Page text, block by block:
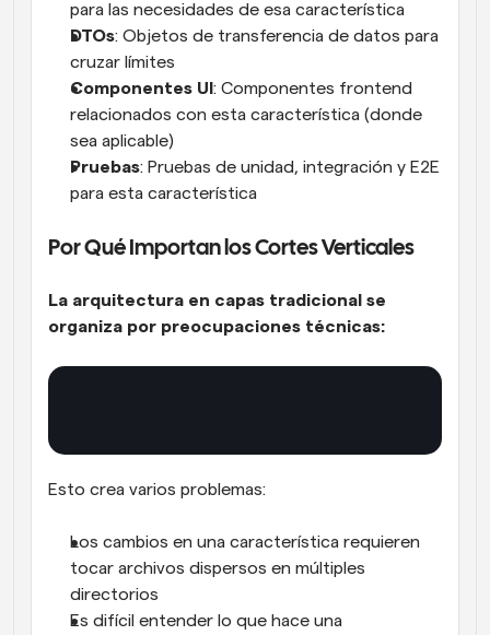
para las necesidades de esa característica
DTOs: Objetos de transferencia de datos para
cruzar límites
Componentes UI : Componentes frontend
relacionados con esta característica (donde
sea aplicable)
Pruebas: Pruebas de unidad, integración y E2E
para esta característica
Por Qué Importan los Cortes Verticales
La arquitectura en capas tradicional se
organiza por preocupaciones técnicas:
Esto crea varios problemas:
Los cambios en una característica requieren
tocar archivos dispersos en múltiples
directorios
Es difícil entender lo que hace una